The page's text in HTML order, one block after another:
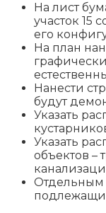
На лист
участок 15
его
На план
Нанести
будут
Указать
Указать
объектов –
Отдельным